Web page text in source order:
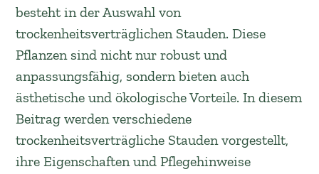
besteht in der Auswahl von
trockenheitsverträglichen Stauden. Diese
Pflanzen sind nicht nur robust und
anpassungsfähig, sondern bieten auch
ästhetische und ökologische Vorteile. In diesem
Beitrag werden verschiedene
trockenheitsverträgliche Stauden vorgestellt,
ihre Eigenschaften und Pflegehinweise